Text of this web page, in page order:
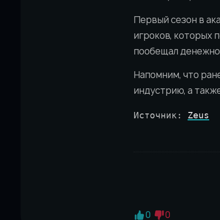
Первый сезон в
игроков, которых
пообещал
Напомним, что
индустрию, а
Источник: Zeus
0 0